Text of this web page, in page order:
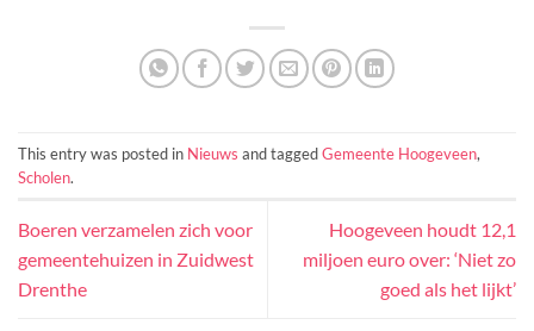
This entry was posted in Nieuws and taggedGemeente Hoogeveen,
Scholen.
Boeren verzamelen zich voor
gemeentehuizen in Zuidwest
Drenthe
Hoogeveen houdt 12,1
miljoen euro over: ‘Niet zo
goed als het lijkt’